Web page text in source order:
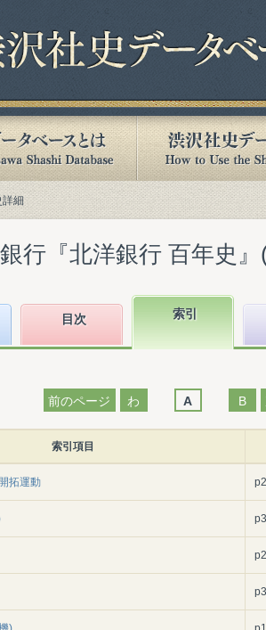
詳細
行『北洋銀行 百年史
目次 索引
前のページ わ A B
索引項目
拓運動